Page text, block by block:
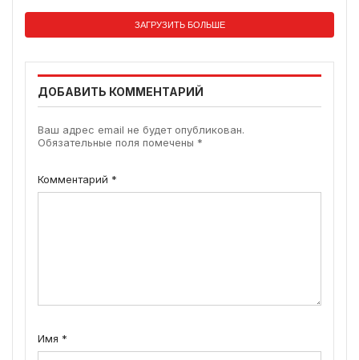
ЗАГРУЗИТЬ БОЛЬШЕ
ДОБАВИТЬ КОММЕНТАРИЙ
Ваш адрес email не будет опубликован.
Обязательные поля помечены *
Комментарий *
Имя *